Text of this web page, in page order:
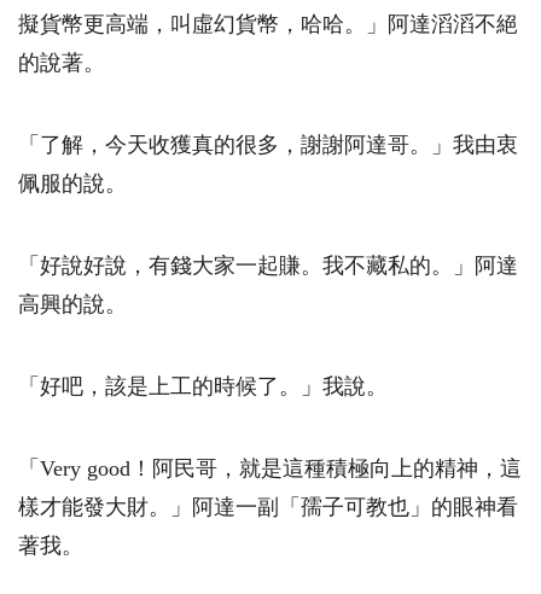
擬貨幣更高端，叫虛幻貨幣，哈哈。」阿達滔滔不絕
的說著。
「了解，今天收獲真的很多，謝謝阿達哥。」我由衷
佩服的說。
「好說好說，有錢大家一起賺。我不藏私的。」阿達
高興的說。
「好吧，該是上工的時候了。」我說。
「 Very good ！阿民哥，就是這種積極向上的精神，這
樣才能發大財。」阿達一副「孺子可教也」的眼神看
著我。